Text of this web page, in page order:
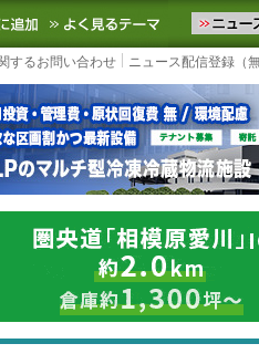
流ニュースをお届けします。
お気に入りに追加 よく見る
するお問い合わせ ニュース配信登録（無